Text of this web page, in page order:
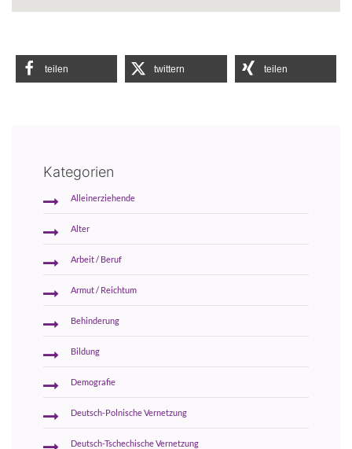
teilen twittern teilen
Kategorien
Alleinerziehende
Alter
Arbeit / Beruf
Armut / Reichtum
Behinderung
Bildung
Demografie
Deutsch-Polnische Vernetzung
Deutsch-Tschechische Vernetzung